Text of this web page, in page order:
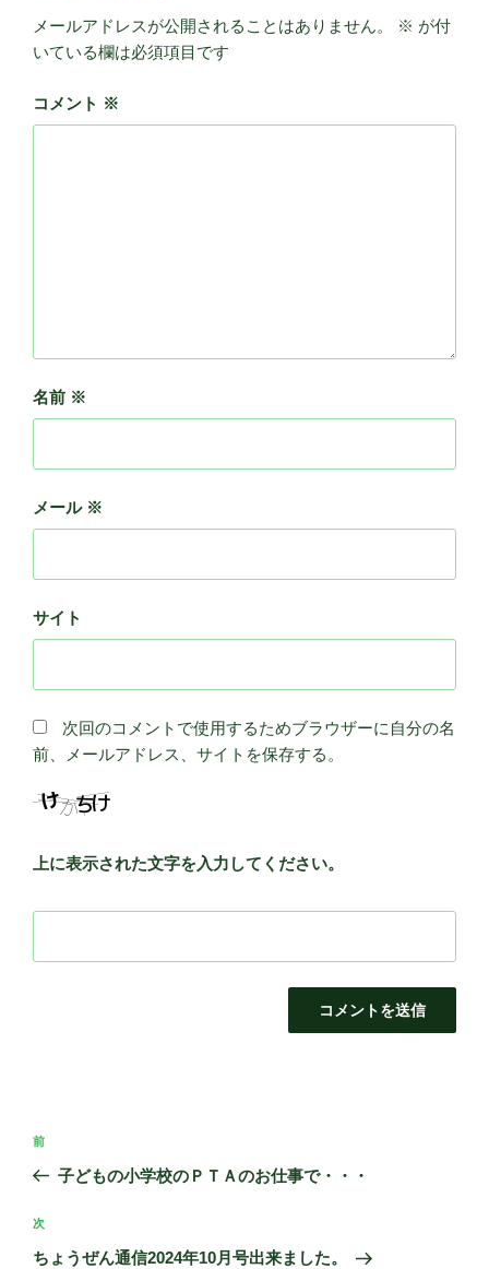
メールアドレスが公開されることはありません。 ※ が付
いている欄は必須項目です
コメント ※
名前 ※
メール ※
サイト
次回のコメントで使用するためブラウザーに自分の名
前、メールアドレス、サイトを保存する。
上に表示された文字を入力してください。
投
ナ
ビ
ゲ
前
の
稿
前
子どもの小学校のＰＴＡのお仕事で・・・
次
の
次
ちょうぜん通信2024年10月号出来ました。